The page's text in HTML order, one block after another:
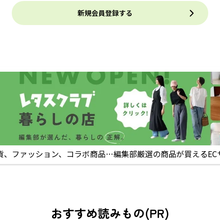
新規会員登録する
、ファッション、コラボ商品…編集部厳選の商品が買えるEC
おすすめ読みもの(PR)